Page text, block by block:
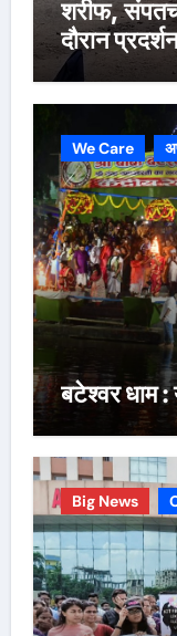
शरीफ,
दौरान
We Care
बटेश्वर धाम :
Big News